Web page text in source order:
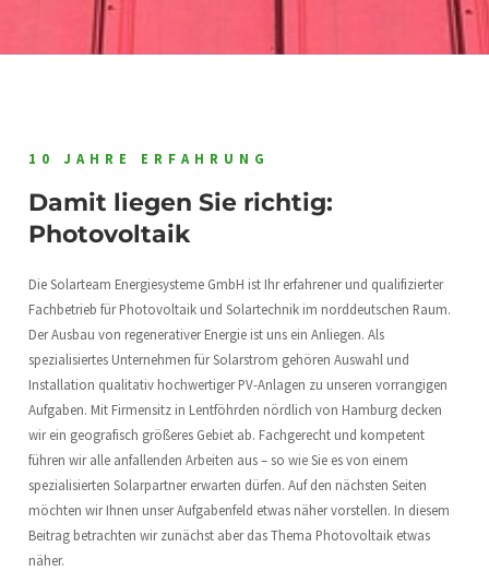
10 JAHRE ERFAHRUNG
Damit liegen Sie richtig:
Photovoltaik
Die Solarteam Energiesysteme GmbH ist Ihr erfahrener und qualifizierter
Fachbetrieb für Photovoltaik und Solartechnik im norddeutschen Raum.
Der Ausbau von regenerativer Energie ist uns ein Anliegen. Als
spezialisiertes Unternehmen für Solarstrom gehören Auswahl und
Installation qualitativ hochwertiger PV-Anlagen zu unseren vorrangigen
Aufgaben. Mit Firmensitz in Lentföhrden nördlich von Hamburg decken
wir ein geografisch größeres Gebiet ab. Fachgerecht und kompetent
führen wir alle anfallenden Arbeiten aus – so wie Sie es von einem
spezialisierten Solarpartner erwarten dürfen. Auf den nächsten Seiten
möchten wir Ihnen unser Aufgabenfeld etwas näher vorstellen. In diesem
Beitrag betrachten wir zunächst aber das Thema Photovoltaik etwas
näher.